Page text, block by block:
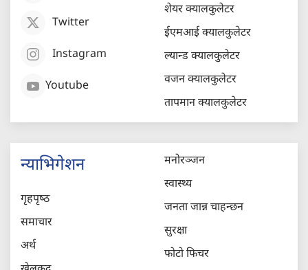
Twitter
Instagram
Youtube
शेयर क्यालकुलेटर
ईएमआई क्यालकुलेटर
ल्यान्ड क्यालकुलेटर
वजन क्यालकुलेटर
तापमान क्यालकुलेटर
न्याभिगेशन
गृहपृष्‍ठ
समाचार
अर्थ
मनोरञ्जन
स्वास्थ्य
जनता जान्न चाहन्छन
सुरक्षा
फोटो फिचर